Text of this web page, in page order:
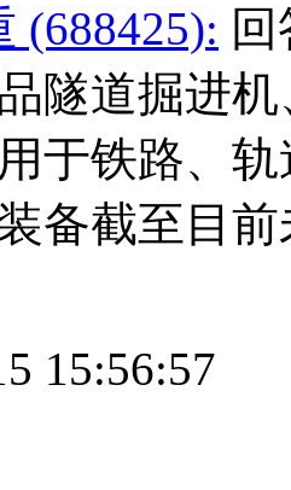
(688425):
隧道掘进
于铁路、
备截至目
15:56:57